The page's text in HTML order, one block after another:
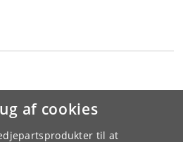
af cookies
til at